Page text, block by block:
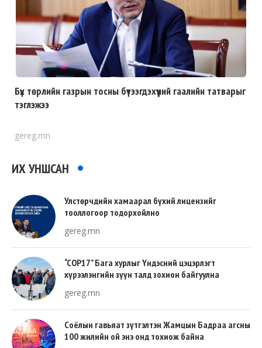
Бүх төрлийн газрын тосны бүтээгдэхүүний гаалийн татварыг
тэглэжээ
gereg.mn
ИХ УНШСАН
Улстөрчдийн хамаарал бүхий лицензийг
тооллогоор тодорхойлно
gereg.mn
“COP17” Бага хурлыг Үндэсний цэцэрлэгт
хүрээлэнгийн зүүн талд зохион байгуулна
gereg.mn
Соёлын гавьяат зүтгэлтэн Жамцын Бадраа агсны
100 жилийн ой энэ онд тохиож байна